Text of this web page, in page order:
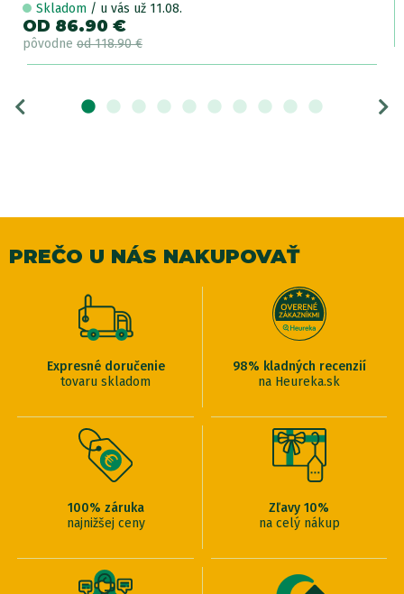
Skladom / u vás už 11.08.
OD 86.90 €
pôvodne od 118.90 €
PREČO U NÁS NAKUPOVAŤ
Expresné doručenie
tovaru skladom
98% kladných recenzií
na Heureka.sk
100% záruka
najnižšej ceny
Zľavy 10%
na celý nákup